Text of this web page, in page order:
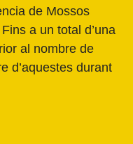
de Mossos
a un total d’una
al nombre de
d’aquestes durant